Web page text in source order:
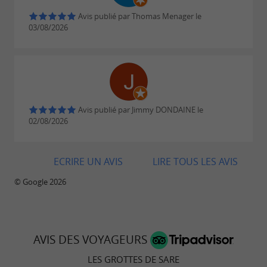
les week-ends et vacances scolaires.
Tarifs 2026 :
Adolescent (14 - 17 ans inclus) / Étudiant :
8,50€
Tarifs réduitspour les personnes en situation
de handicap et pour les groupes de plus de 15
Avis publié par Thomas Menager le
03/08/2026
Avis publié par Jimmy DONDAINE le
02/08/2026
LIRE TOUS LES AVIS
ECRIRE UN AVIS
© Google 2026
AVIS DES VOYAGEURS
LES GROTTES DE SARE